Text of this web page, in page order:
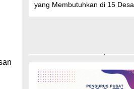
yang Membutuhkan di 15 Desa